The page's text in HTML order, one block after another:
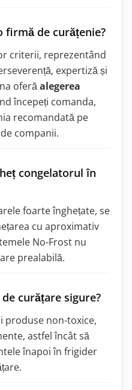
firmă de curățenie?
criterii, reprezentând
expertiză și
oferăalegerea
începeți comanda,
recomandată pe
companii.
congelatorul în
foarte înghețate, se
cu aproximativ
No-Frost nu
prealabilă.
curățare sigure?
produse non-toxice,
astfel încât să
înapoi în frigider